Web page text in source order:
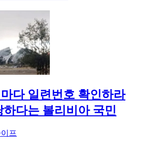
다 일련번호 확인하라
하다는 볼리비아 국민
프